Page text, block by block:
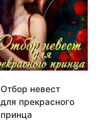
Отбор невест
для прекрасного
принца